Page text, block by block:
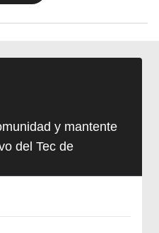
y mantente
del Tec de